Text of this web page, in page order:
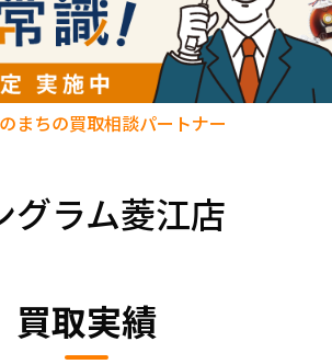
グラム菱江店
まちの買取相談パートナー
買取実績